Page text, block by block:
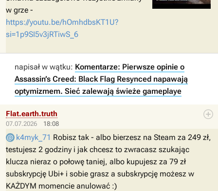
w grze -
https://youtu.be/hOmhdbsKT1U?
si=1p9SI5v3jRTiwS_6
napisał w wątku: Komentarze: Pierwsze opinie o
Assassin’s Creed: Black Flag Resynced napawają
optymizmem. Sieć zalewają świeże gameplaye
07.07.2026 18:08
Flat.earth.truth
k4myk_71 Robisz tak - albo bierzesz na Steam za 249 zł,
testujesz 2 godziny i jak chcesz to zwracasz szukając
klucza nieraz o połowę taniej, albo kupujesz za 79 zł
subskrypcję Ubi+ i sobie grasz a subskrypcję możesz w
KAŻDYM momencie anulować :)